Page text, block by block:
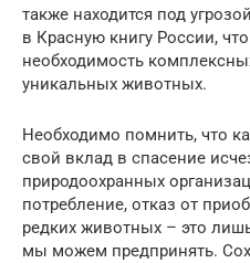
также находится под
в Красную книгу России,
необходимость
уникальных животных.
Необходимо помнить, что
свой вклад в спасение
природоохранных
потребление, отказ от
редких животных – это
мы можем предпринять.